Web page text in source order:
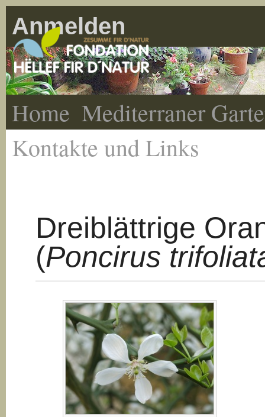
Anmelden
Home Mediterraner
Kontakte und Links
Dreiblättrige
(Poncirus